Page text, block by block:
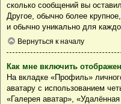
сколько сообщений вы
Другое, обычно более
и обычно уникально для
Вернуться к началу
Как мне включить
На вкладке «Профиль»
аватару с использованием
«Галерея аватар»,